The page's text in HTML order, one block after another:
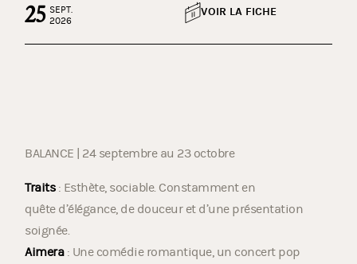
25 SEPT.
2026
VOIR LA FICHE
BALANCE | 24 septembre au 23 octobre
Traits: Esthète, sociable. Constamment en
quête d’élégance, de douceur et d’une présentation
soignée.
Aimera: Une comédie romantique, un concert pop